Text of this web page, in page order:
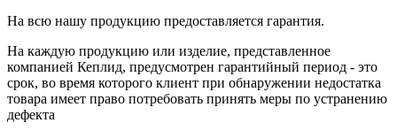
На всю нашу продукцию предоставляется гарантия.
На каждую продукцию или изделие, представленное
компанией Кеплид, предусмотрен гарантийный период - это
срок, во время которого клиент при обнаружении недостатка
товара имеет право потребовать принять меры по устранению
дефекта